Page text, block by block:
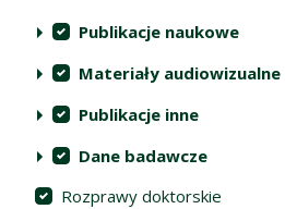
Publikacje naukowe
Materiały audiowizualne
Publikacje inne
Dane badawcze
Rozprawy doktorskie